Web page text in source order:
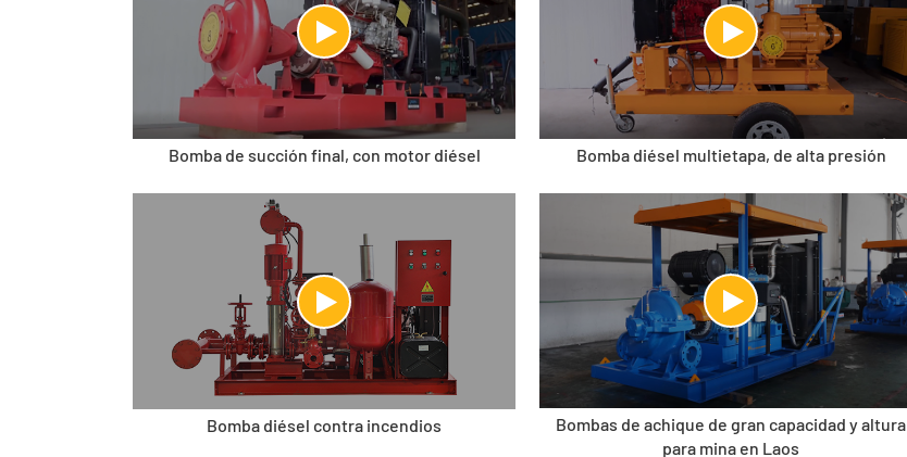
Bomba de succión final, con motor diésel Bomba diésel multietapa, de alta presión
Bomba diésel contra incendios
Bombas de achique de gran capacidad y altura
para mina en Laos